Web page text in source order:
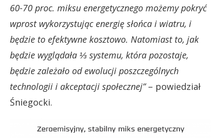
60-70 proc. miksu energetycznego możemy pokryć
wprost wykorzystując energię słońca i wiatru, i
będzie to efektywne kosztowo. Natomiast to, jak
będzie wyglądała ⅓ systemu, która pozostaje,
będzie zależało od ewolucji poszczególnych
technologii i akceptacji społecznej”– powiedział
Śniegocki.